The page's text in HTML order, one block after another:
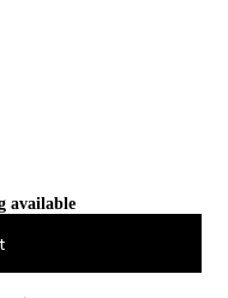
available